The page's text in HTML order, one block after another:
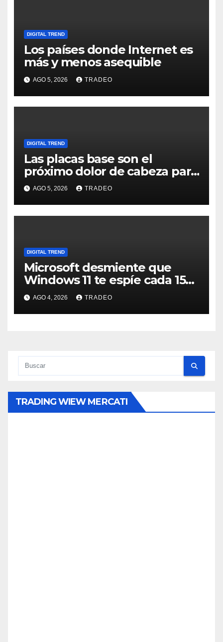
DIGITAL TREND
Los países donde Internet es
más y menos asequible
AGO 5, 2026 TRADEO
DIGITAL TREND
Las placas base son el
próximo dolor de cabeza para
los usuarios
AGO 5, 2026 TRADEO
DIGITAL TREND
Microsoft desmiente que
Windows 11 te espíe cada 15
minutos
AGO 4, 2026 TRADEO
TRADING WIEW MERCATI